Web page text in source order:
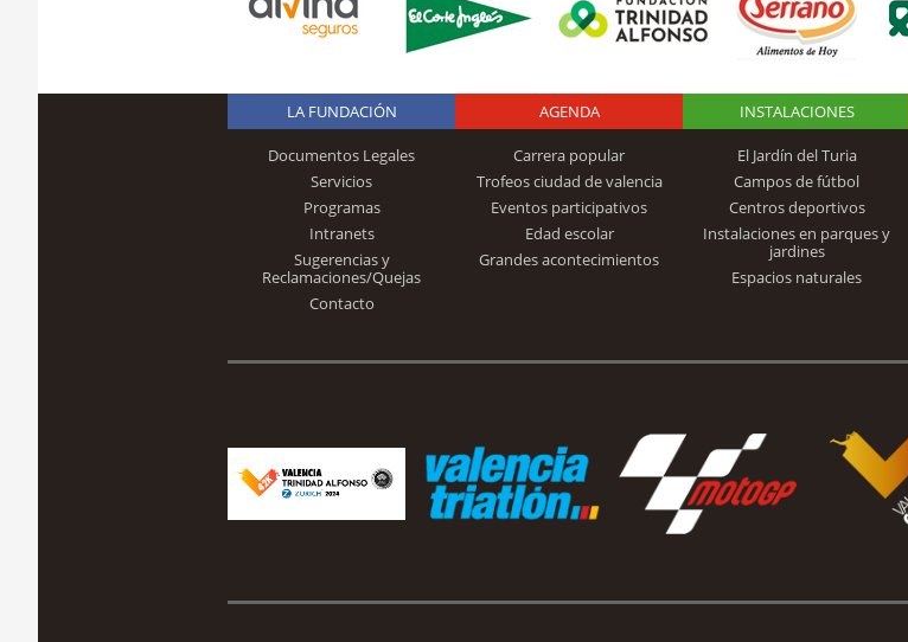
Logo Fundación
Trinidad Alfonso
LA FUNDACIÓN
Documentos Legales
Servicios
Programas
Intranets
Sugerencias y
Reclamaciones/Quejas
Contacto
AGENDA
Carrera popular
Trofeos ciudad de valencia
Eventos participativos
Edad escolar
Grandes acontecimientos
INSTALACIONES
El Jardín del Turia
Campos de fútbol
Centros deportivos
Instalaciones en parques y
jardines
Espacios naturales